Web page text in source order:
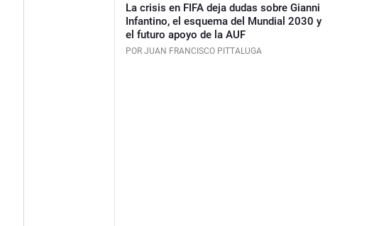
La crisis en FIFA deja dudas sobre Gianni
Infantino, el esquema del Mundial 2030 y
el futuro apoyo de la AUF
POR JUAN FRANCISCO PITTALUGA